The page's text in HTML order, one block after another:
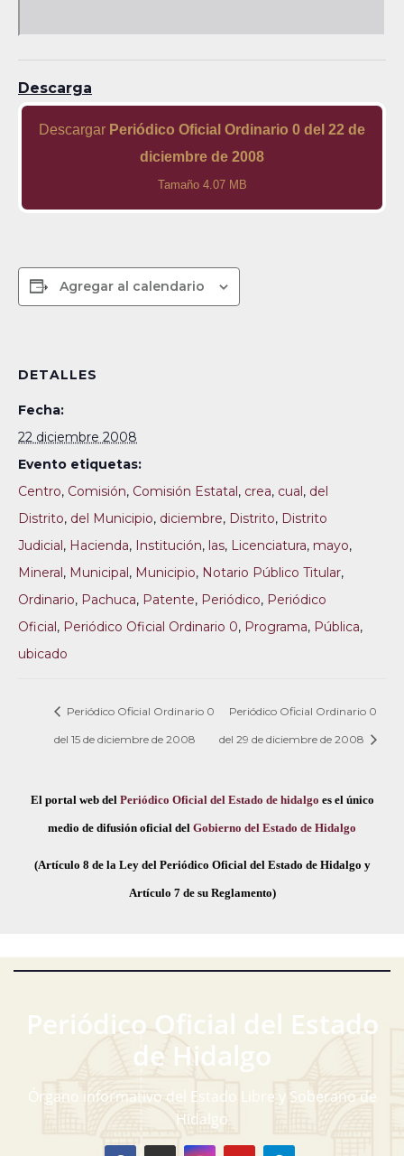
Descarga
Descargar Periódico Oficial Ordinario 0 del 22 de
diciembre de 2008
Tamaño 4.07 MB
Agregar al calendario
DETALLES
Fecha:
22 diciembre 2008
Evento etiquetas:
Centro, Comisión, Comisión Estatal, crea, cual, del
Distrito, del Municipio, diciembre, Distrito, Distrito
Judicial, Hacienda, Institución, las, Licenciatura, mayo,
Mineral, Municipal, Municipio, Notario Público Titular,
Ordinario, Pachuca, Patente, Periódico, Periódico
Oficial, Periódico Oficial Ordinario 0, Programa, Pública,
ubicado
Periódico Oficial Ordinario 0
del 15 de diciembre de 2008
Periódico Oficial Ordinario 0
del 29 de diciembre de 2008
El portal web del Periódico Oficial del Estado de hidalgo es el único
medio de difusión oficial del Gobierno del Estado de Hidalgo
(Artículo 8 de la Ley del Periódico Oficial del Estado de Hidalgo y
Artículo 7 de su Reglamento)
Periódico Oficial del Estado
de Hidalgo
Órgano informativo del Estado Libre y Soberano de
Hidalgo